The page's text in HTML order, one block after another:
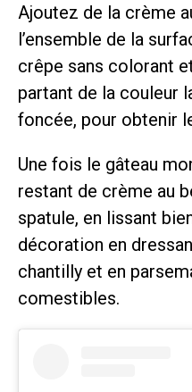
Ajoutez de la crème
l’ensemble de la
crêpe sans colorant
partant de la couleur
foncée, pour obtenir
Une fois le gâteau
restant de crème au
spatule, en lissant
décoration en
chantilly et en
comestibles.